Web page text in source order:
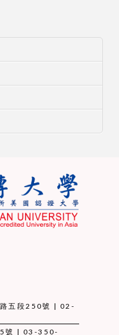
路五段250號 | 02-
5號 | 03-350-